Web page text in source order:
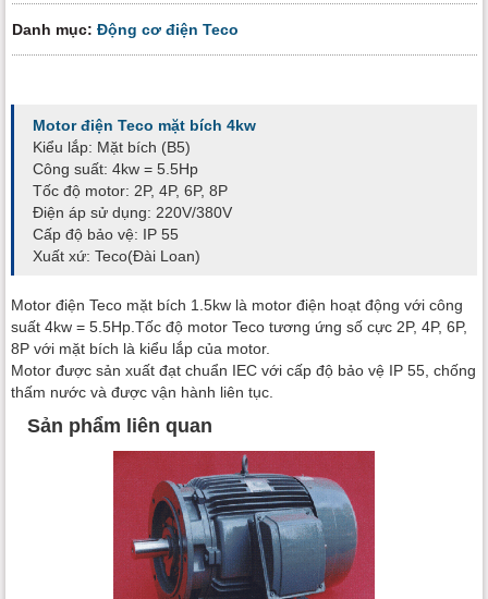
Danh mục: Động cơ điện Teco
Motor điện Teco mặt bích 4kw
Kiểu lắp: Mặt bích (B5)
Công suất: 4kw = 5.5Hp
Tốc độ motor: 2P, 4P, 6P, 8P
Điện áp sử dụng: 220V/380V
Cấp độ bảo vệ: IP 55
Xuất xứ: Teco(Đài Loan)
Motor điện Teco mặt bích 1.5kw là motor điện hoạt động với công
suất 4kw = 5.5Hp.Tốc độ motor Teco tương ứng số cực 2P, 4P, 6P,
8P với mặt bích là kiểu lắp của motor.
Motor được sản xuất đạt chuẩn IEC với cấp độ bảo vệ IP 55, chống
thấm nước và được vận hành liên tục.
Sản phẩm liên quan